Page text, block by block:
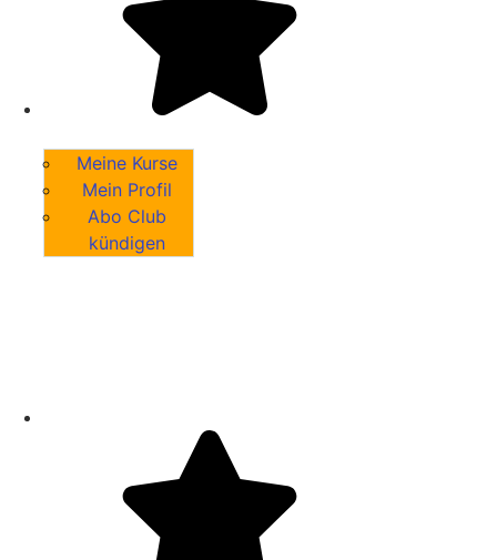
Meine Kurse
Mein Profil
Abo Club
kündigen